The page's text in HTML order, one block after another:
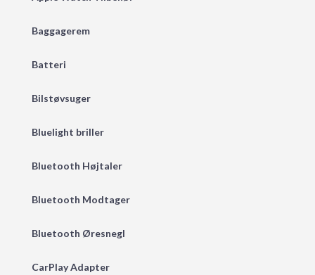
Baggagerem
Batteri
Bilstøvsuger
Bluelight briller
Bluetooth Højtaler
Bluetooth Modtager
Bluetooth Øresnegl
CarPlay Adapter